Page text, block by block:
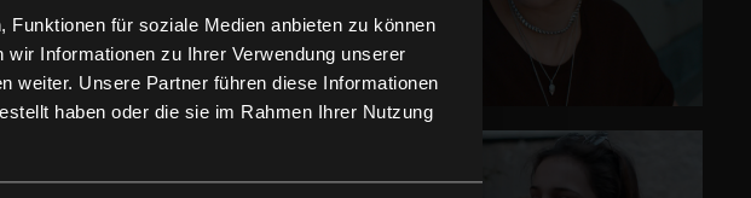
für soziale Medien anbieten zu können
Informationen zu Ihrer Verwendung unserer
weiter. Unsere Partner führen diese Informationen
haben oder die sie im Rahmen Ihrer Nutzung